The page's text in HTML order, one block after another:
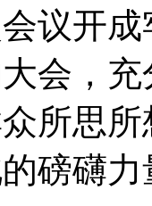
议开
会，
所思
磅礴力